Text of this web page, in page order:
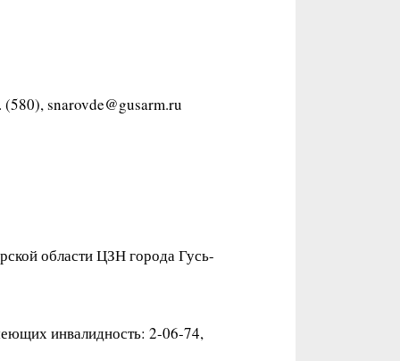
snarovde@gusarm.ru
области ЦЗН города Гусь-
инвалидность: 2-06-74,